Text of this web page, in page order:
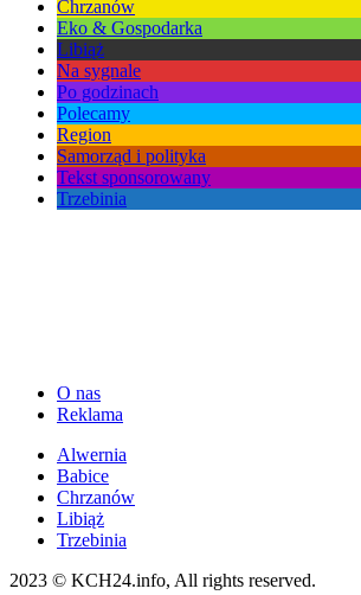
Chrzanów
Eko & Gospodarka
Libiąż
Na sygnale
Po godzinach
Polecamy
Region
Samorząd i polityka
Tekst sponsorowany
Trzebinia
O nas
Reklama
Alwernia
Babice
Chrzanów
Libiąż
Trzebinia
2023 © KCH24.info, All rights reserved.